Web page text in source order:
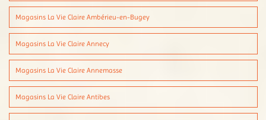
Magasins La Vie Claire Ambérieu-en-Bugey
Magasins La Vie Claire Annecy
Magasins La Vie Claire Annemasse
Magasins La Vie Claire Antibes